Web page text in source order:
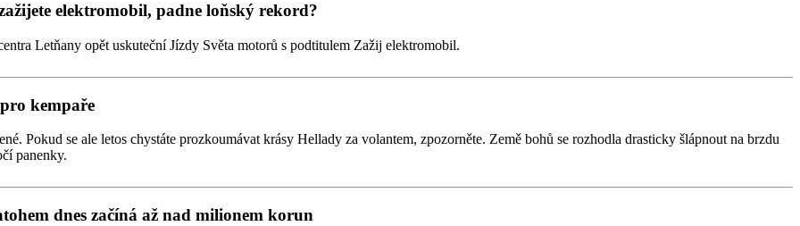
elektromobil, padne loňský rekord?
Letňany opět uskuteční Jízdy Světa motorů s podtitulem Zažij elektromobil.
kempaře
Pokud se ale letos chystáte prozkoumávat krásy Hellady za volantem, zpozorněte. Země bohů se rozhodla drasticky šlápnout na brzdu
panenky.
dnes začíná až nad milionem korun